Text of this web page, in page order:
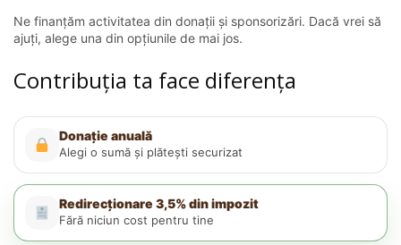
Ne finanțăm activitatea din donații și sponsorizări. Dacă vrei să
ajuți, alege una din opțiunile de mai jos.
Contribuția ta face diferența
Donație anuală
Alegi o sumă și plătești securizat
Redirecționare 3,5% din impozit
Fără niciun cost pentru tine